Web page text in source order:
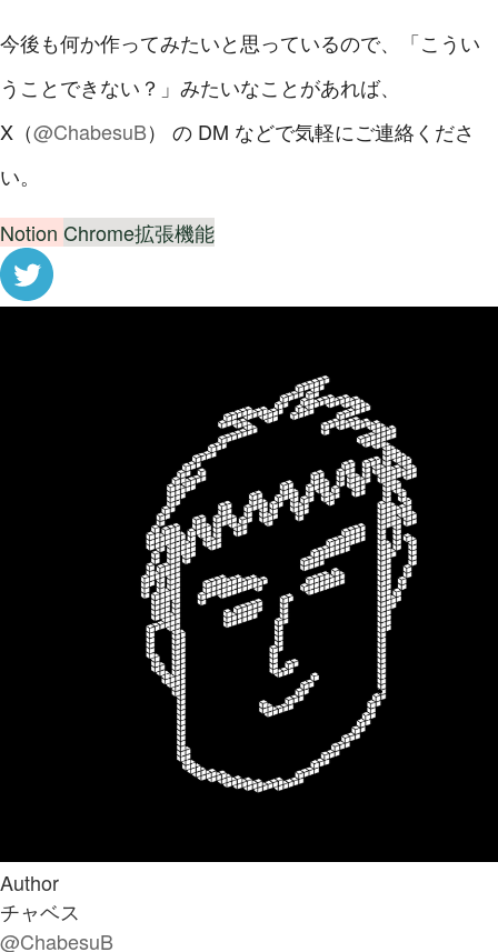
今後も何か作ってみたいと思っているので、「こうい
うことできない？」みたいなことがあれば、
X（@ChabesuB） の DM などで気軽にご連絡くださ
い。
Notion Chrome拡張機能
Author
チャベス
@ChabesuB